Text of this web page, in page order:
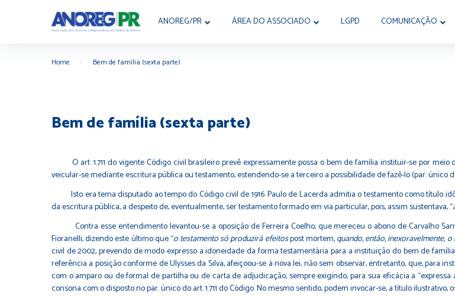
ANOREG/PR ÁREA DO ASSOCIADO LGPD COMUNICAÇÃO
Home Bem de família (sexta parte)
Bem de família (sexta parte)
O art. 1.711 do vigente Código civil brasileiro prevê expressamente possa o bem de família instituir-se por meio
veicular-se mediante escritura pública ou testamento, estendendo-se a terceiro a possibilidade de fazê-lo (par. único do
Isto era tema disputado ao tempo do Código civil de 1916. Paulo de Lacerda admitia o testamento como título
da escritura pública, a despeito de, eventualmente, ser testamento formado em via particular, pois, assim sustentava, “
Contra esse entendimento levantou-se a oposição de Ferreira Coelho, que mereceu o abono de Carvalho
Fioranelli, dizendo este último que “o testamento só produzirá efeitospost mortem, quando, então, inexoravelmente,
civil de 2002, prevendo de modo expresso a idoneidade da forma testamentária para a instituição do bem de
referência a posição conforme de Ulysses da Silva, afeiçoou-se à nova lei, não sem observar, entretanto, que, para
com o amparo ou de formal de partilha ou de carta de adjudicação, sempre exigindo, para sua eficácia a “expressa
consona com o disposto no par. único do art. 1.711 do Código. No mesmo sentido, podem invocar-se, a título